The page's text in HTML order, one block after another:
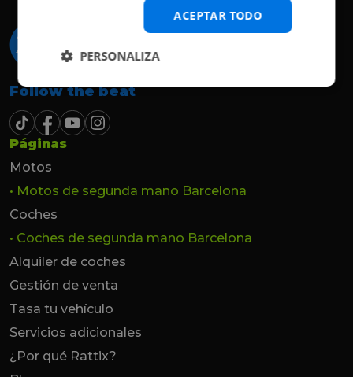
Follow the beat
Páginas
Motos
• Motos de segunda mano Barcelona
Coches
• Coches de segunda mano Barcelona
Alquiler de coches
Gestión de venta
Tasa tu vehículo
Servicios adicionales
¿Por qué Rattix?
ACEPTAR TODO
PERSONALIZA